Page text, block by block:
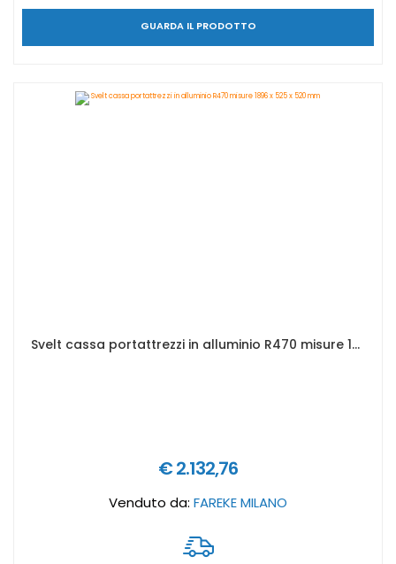
GUARDA IL PRODOTTO
Svelt cassa portattrezzi in alluminio R470 misure 1896 x 525 x 520 mm
€ 2.132,76
Venduto da: FAREKE MILANO